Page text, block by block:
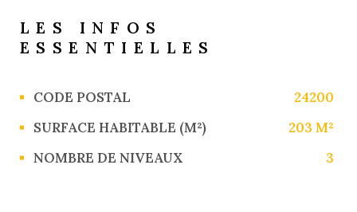
LES INFOS
ESSENTIELLES
Caractérisque Valeurs
CODE POSTAL
24200
SURFACE HABITABLE (M²)
203 M²
NOMBRE DE NIVEAUX
3